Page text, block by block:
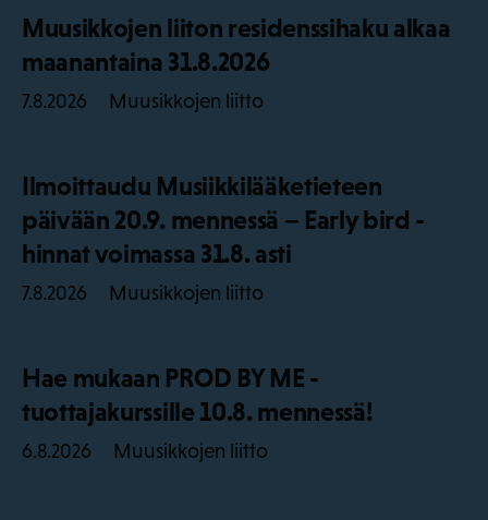
Muusikkojen liiton residenssihaku alkaa
maanantaina 31.8.2026
7.8.2026 Muusikkojen liitto
Ilmoittaudu Musiikkilääketieteen
päivään 20.9. mennessä – Early bird -
hinnat voimassa 31.8. asti
7.8.2026 Muusikkojen liitto
Hae mukaan PROD BY ME -
tuottajakurssille 10.8. mennessä!
6.8.2026 Muusikkojen liitto